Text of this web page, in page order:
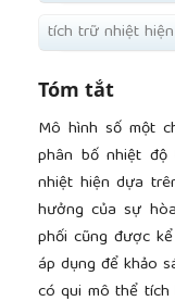
tích trữ nhiệt hiện
Tóm tắt
Mô hình số một
phân bố nhiệt
nhiệt hiện dựa
hưởng của sự
phối cũng được
áp dụng để khảo
có qui mô thể